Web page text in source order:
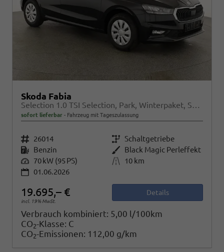
Skoda Fabia
Selection 1.0 TSI Selection, Park, Winterpaket, SmartLink, 4 J.-Garantie
sofort lieferbar Fahrzeug mit Tageszulassung
Fahrzeugnr. 26014 Getriebe Schaltgetriebe
Kraftstoff Benzin Außenfarbe Black Magic Perleffekt
Leistung 70 kW (95 PS) Kilometerstand
10 km
01.06.2026
19.695,– €
incl. 19% MwSt.
Details
Verbrauch kombiniert: 5,00 l/100km
CO2-Klasse: C
CO2-Emissionen: 112,00 g/km